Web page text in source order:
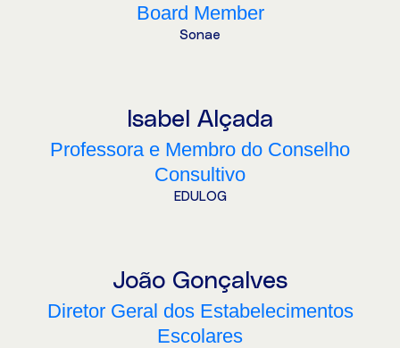
Board Member
Sonae
Isabel Alçada
Professora e Membro do Conselho
Consultivo
EDULOG
João Gonçalves
Diretor Geral dos Estabelecimentos
Escolares